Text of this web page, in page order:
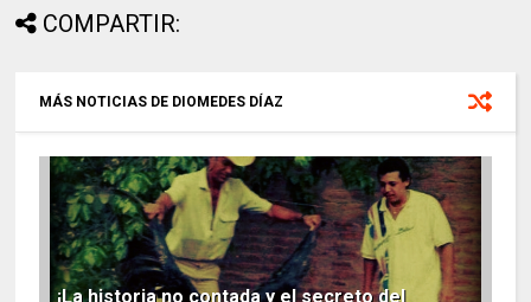
COMPARTIR:
MÁS NOTICIAS DE DIOMEDES DÍAZ
¡La historia no contada y el secreto del